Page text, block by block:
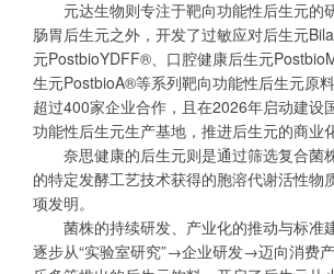
元达生物则专注于靶向功能性后生元的
肠胃后生元之外，开发了过敏应对后生元
元PostbioYDFF®、口腔健康后生元
生元PostbioA®等系列靶向功能性后生元原
超过400家企业合作，且在2026年启动建设
功能性后生元生产基地，推进后生元的商业
奈思健康的后生元则是通过筛选复合菌
的特定发酵工艺技术获得的胞溶代谢活性物
项发明。
菌株的持续研发、产业化的推动与标准
逐步从“实验室研究”→企业研发→迈向消费